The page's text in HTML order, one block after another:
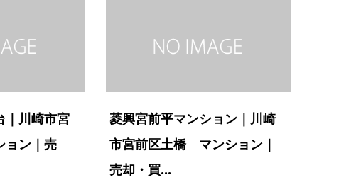
｜川崎市宮
ン｜売
菱興宮前平マンション｜川崎
市宮前区土橋 マンション｜
売却・買...